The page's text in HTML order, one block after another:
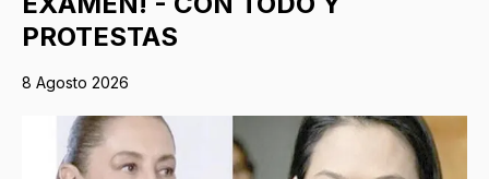
PROTESTAS
8 Agosto 2026